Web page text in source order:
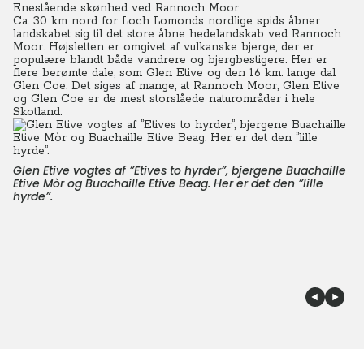
Enestående skønhed ved Rannoch Moor
Ca. 30 km nord for Loch Lomonds nordlige spids åbner
landskabet sig til det store åbne hedelandskab ved Rannoch
Moor. Højsletten er omgivet af vulkanske bjerge, der er
populære blandt både vandrere og bjergbestigere. Her er
flere berømte dale, som Glen Etive og den 16 km. lange dal
Glen Coe. Det siges af mange, at Rannoch Moor, Glen Etive
og Glen Coe er de mest storslåede naturområder i hele
Skotland.
Glen Etive vogtes af ”Etives to hyrder”, bjergene Buachaille
Etive Mòr og Buachaille Etive Beag. Her er det den ”lille
hyrde”.